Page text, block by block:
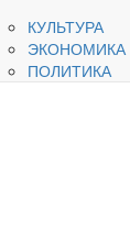
КУЛЬТУРА
ЭКОНОМИКА
ПОЛИТИКА